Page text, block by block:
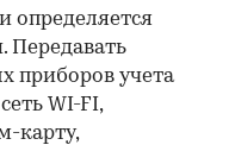
определяется
Передавать
приборов учета
WI-FI,
карту,